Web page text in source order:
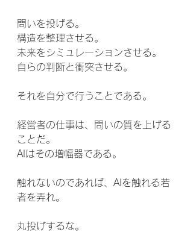
問いを投げる。
構造を整理させる。
未来をシミュレーションさせる。
自らの判断と衝突させる。
それを自分で行うことである。
経営者の仕事は、問いの質を上げる
ことだ。
AIはその増幅器である。
触れないのであれば、AIを触れる若
者を弄れ。
丸投げするな。